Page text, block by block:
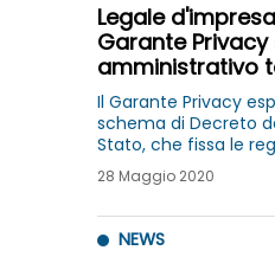
Legale
Garante
amministrativo
Il Garante Privacy
schema di Decreto
Stato, che fissa le
celebrazione del
videoconferenza,
28 Maggio 2020
NEWS